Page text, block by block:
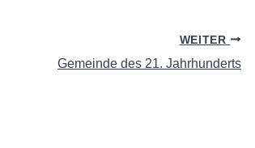
WEITER
Gemeinde des 21. Jahrhunderts